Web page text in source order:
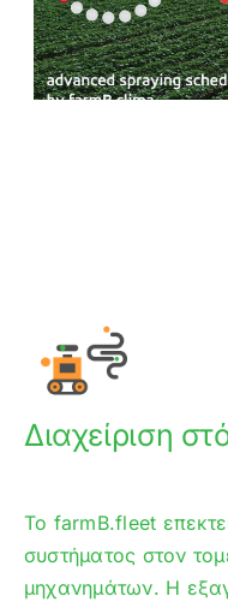
Διαχείριση
Το farmB.fleet
συστήματος στον
μηχανημάτων. Η